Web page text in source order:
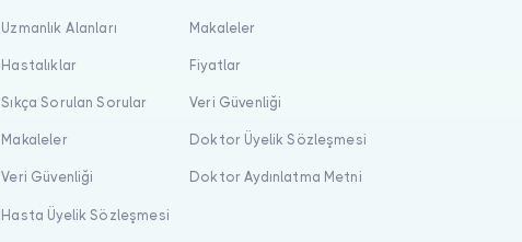
Uzmanlık Alanları
Hastalıklar
Sıkça Sorulan Sorular
Makaleler
Veri Güvenliği
Hasta Üyelik Sözleşmesi
Makaleler
Fiyatlar
Veri Güvenliği
Doktor Üyelik Sözleşmesi
Doktor Aydınlatma Metni